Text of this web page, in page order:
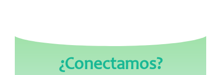
¿Conectamos?